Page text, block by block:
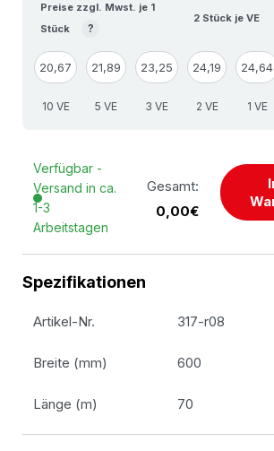
Preise zzgl. Mwst. je 1
Stück
?
2 Stück je VE
20,67 21,89 23,25 24,19 24,64
10 VE 5 VE 3 VE 2 VE 1 VE
Verfügbar -
Versand in ca.
1-3
Arbeitstagen
Gesamt:
0,00€
Spezifikationen
Artikel-Nr. 317-r08
Breite (mm) 600
Länge (m) 70